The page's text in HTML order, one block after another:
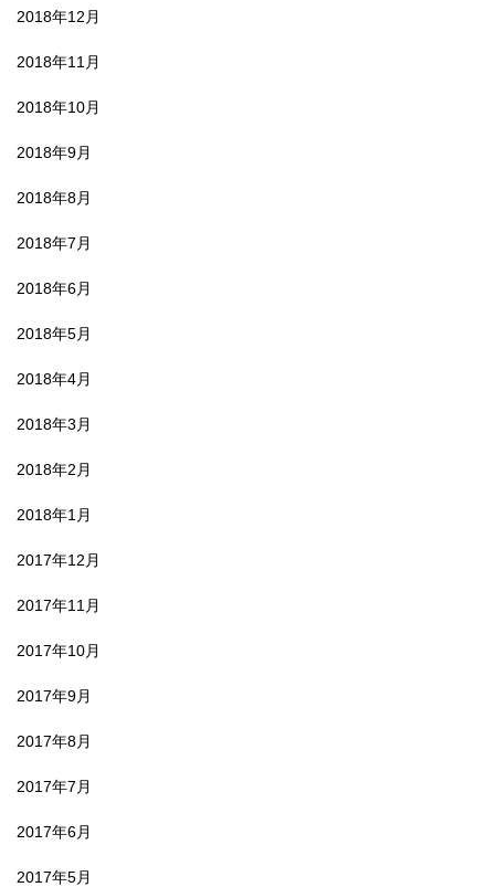
2018年12月
2018年11月
2018年10月
2018年9月
2018年8月
2018年7月
2018年6月
2018年5月
2018年4月
2018年3月
2018年2月
2018年1月
2017年12月
2017年11月
2017年10月
2017年9月
2017年8月
2017年7月
2017年6月
2017年5月